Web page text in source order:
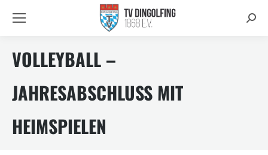
VOLLEYBALL –
JAHRESABSCHLUSS MIT
HEIMSPIELEN